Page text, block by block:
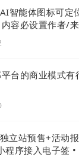
来说，关键
广告传播虽
进一步拉近
动化销售和在
智能体图标可定
容必设置作者/
台的商业模式有
立站预售+活动
程序接入电子签 •